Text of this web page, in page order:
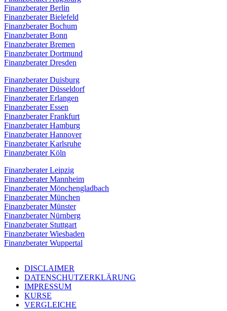
Finanzberater Berlin
Finanzberater Bielefeld
Finanzberater Bochum
Finanzberater Bonn
Finanzberater Bremen
Finanzberater Dortmund
Finanzberater Dresden
Finanzberater Duisburg
Finanzberater Düsseldorf
Finanzberater Erlangen
Finanzberater Essen
Finanzberater Frankfurt
Finanzberater Hamburg
Finanzberater Hannover
Finanzberater Karlsruhe
Finanzberater Köln
Finanzberater Leipzig
Finanzberater Mannheim
Finanzberater Mönchengladbach
Finanzberater München
Finanzberater Münster
Finanzberater Nürnberg
Finanzberater Stuttgart
Finanzberater Wiesbaden
Finanzberater Wuppertal
DISCLAIMER
DATENSCHUTZERKLÄRUNG
IMPRESSUM
KURSE
VERGLEICHE